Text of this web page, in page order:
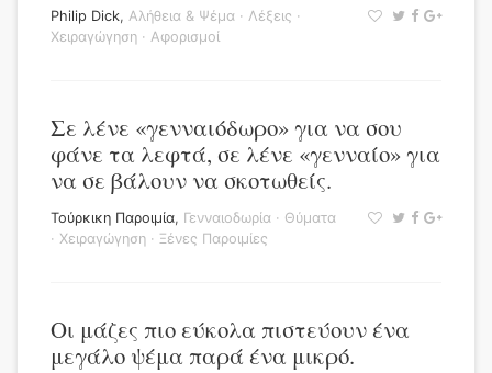
Philip Dick, Αλήθεια & Ψέμα · Λέξεις ·
Χειραγώγηση · Αφορισμοί
Σε λένε «γενναιόδωρο» για να σου
φάνε τα λεφτά, σε λένε «γενναίο» για
να σε βάλουν να σκοτωθείς.
Τούρκικη Παροιμία, Γενναιοδωρία · Θύματα
· Χειραγώγηση · Ξένες Παροιμίες
Οι μάζες πιο εύκολα πιστεύουν ένα
μεγάλο ψέμα παρά ένα μικρό.